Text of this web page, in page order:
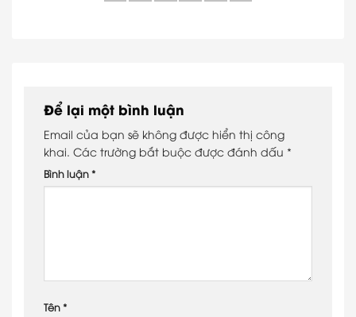
Để lại một bình luận
Email của bạn sẽ không được hiển thị công
khai. Các trường bắt buộc được đánh dấu *
Bình luận *
Tên *